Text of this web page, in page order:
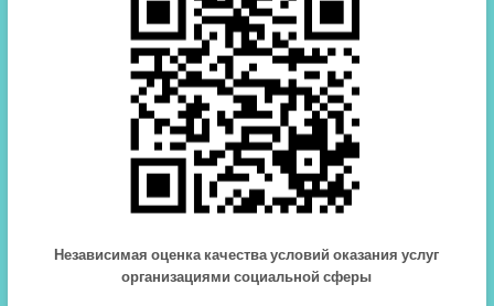
Независимая оценка качества условий оказания услуг
организациями социальной сферы